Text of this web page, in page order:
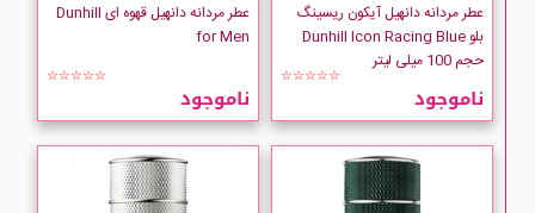
عطر مردانه دانهیل آیکون ریسینگ
بلو Dunhill Icon Racing Blue
حجم 100 میلی لیتر
☆☆☆☆☆
ناموجود
عطر مردانه دانهیل قهوه ای Dunhill
for Men
☆☆☆☆☆
ناموجود